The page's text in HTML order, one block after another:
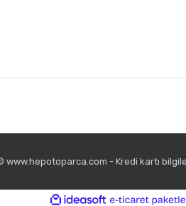
- Kredi kartı
ideasoft